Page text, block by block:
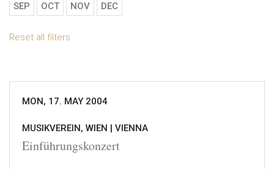
SEP
OCT NOV DEC
Reset all filters
MON, 17. MAY 2004
MUSIKVEREIN, WIEN | VIENNA
Einführungskonzert